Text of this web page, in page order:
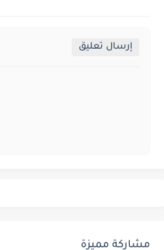
إرسال تعليق
مشاركة مميزة